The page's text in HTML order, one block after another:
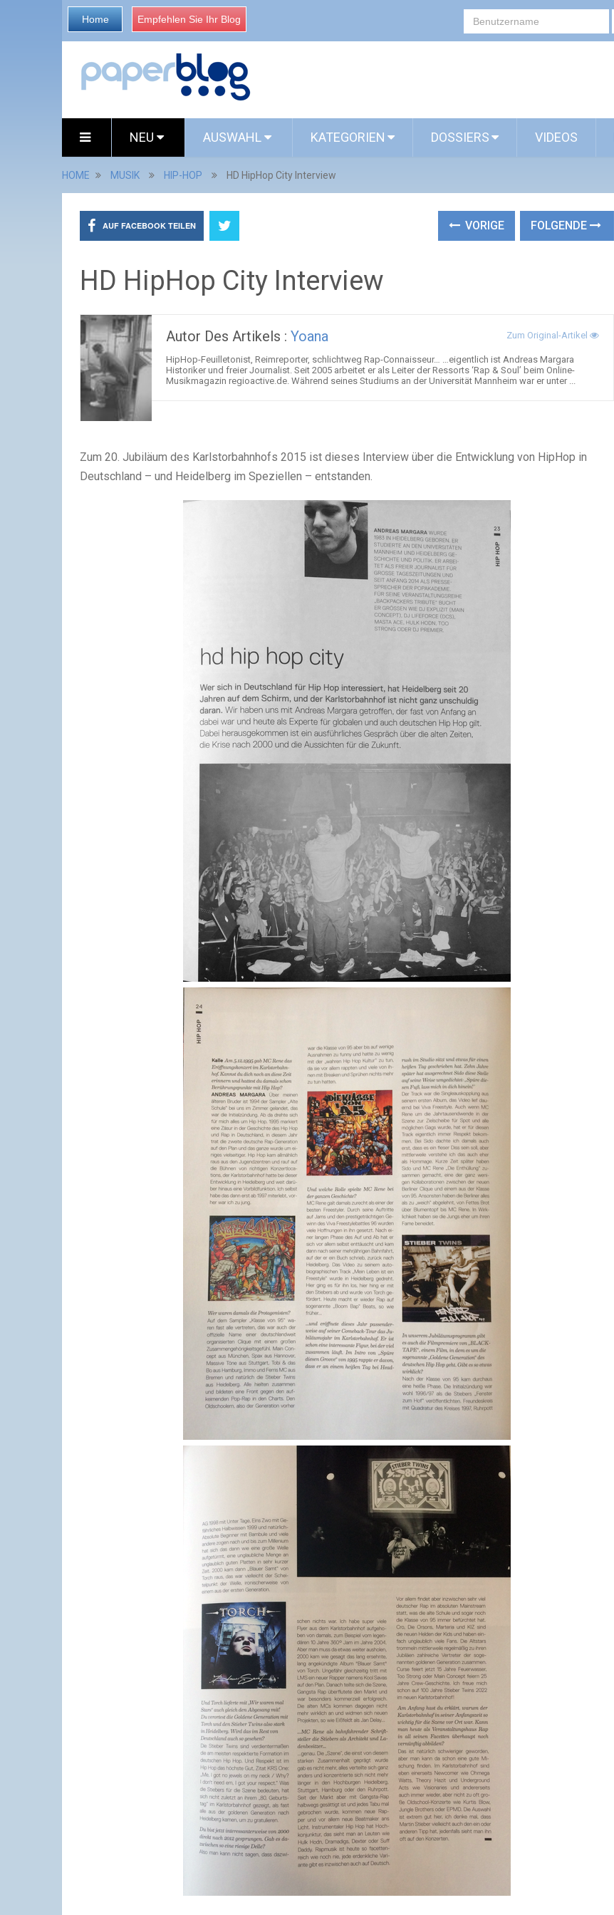
Home Empfehlen Sie Ihr Blog
NEU AUSWAHL KATEGORIEN DOSSIERS VIDEOS
HOME MUSIK HIP-HOP HD HipHop City Interview
AUF FACEBOOK TEILEN VORIGE FOLGENDE
HD HipHop City Interview
Autor Des Artikels : Yoana Zum Original-Artikel
HipHop-Feuilletonist, Reimreporter, schlichtweg Rap-Connaisseur… …eigentlich ist Andreas Margara
Historiker und freier Journalist. Seit 2005 arbeitet er als Leiter der Ressorts ‘Rap & Soul’ beim Online-
Musikmagazin regioactive.de. Während seines Studiums an der Universität Mannheim war er unter ...
Zum 20. Jubiläum des Karlstorbahnhofs 2015 ist dieses Interview über die Entwicklung von HipHop in
Deutschland – und Heidelberg im Speziellen – entstanden.